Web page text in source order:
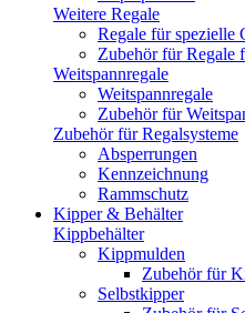
Weitere Regale
Regale für spezielle
Zubehör für Regale
Weitspannregale
Weitspannregale
Zubehör für
Zubehör für Regalsysteme
Absperrungen
Kennzeichnung
Rammschutz
Kipper & Behälter
Kippbehälter
Kippmulden
Zubehör für
Selbstkipper